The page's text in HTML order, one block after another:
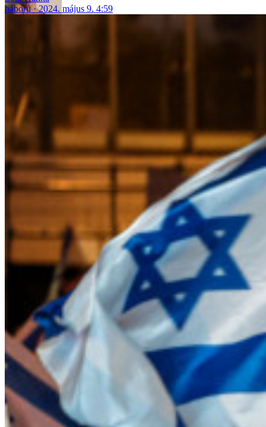
háború
2024. május 9. 4:59